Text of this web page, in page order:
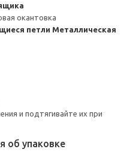
окантовка
петли Металлическая
и подтягивайте их при
об упаковке